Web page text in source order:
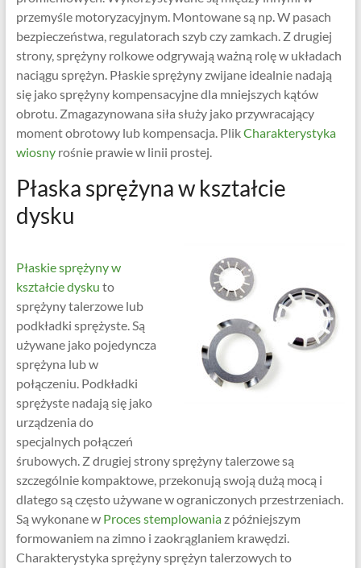
przemyśle motoryzacyjnym. Montowane są np. W pasach
bezpieczeństwa, regulatorach szyb czy zamkach. Z drugiej
strony, sprężyny rolkowe odgrywają ważną rolę w układach
naciągu sprężyn. Płaskie sprężyny zwijane idealnie nadają
się jako sprężyny kompensacyjne dla mniejszych kątów
obrotu. Zmagazynowana siła służy jako przywracający
moment obrotowy lub kompensacja. PlikCharakterystyka
wiosnyrośnie prawie w linii prostej.
Płaska sprężyna w kształcie
dysku
Płaskie sprężyny w
kształcie dysku to
sprężyny talerzowe lub
podkładki sprężyste. Są
używane jako pojedyncza
sprężyna lub w
połączeniu. Podkładki
sprężyste nadają się jako
urządzenia do
specjalnych połączeń
śrubowych. Z drugiej strony sprężyny talerzowe są
szczególnie kompaktowe, przekonują swoją dużą mocą i
dlatego są często używane w ograniczonych przestrzeniach.
Są wykonane wProces stemplowaniaz późniejszym
formowaniem na zimno i zaokrąglaniem krawędzi.
Charakterystyka sprężyny sprężyn talerzowych to